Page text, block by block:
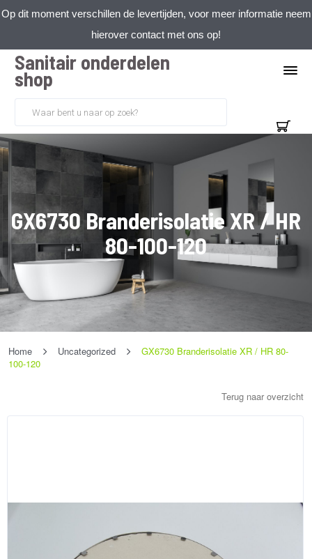
Op dit moment verschillen de levertijden, voor meer informatie neem
hierover contact met ons op!
Sanitair onderdelen
shop
GX6730 Branderisolatie XR / HR
80-100-120
Home Uncategorized
GX6730 Branderisolatie XR / HR 80-
100-120
Terug naar overzicht